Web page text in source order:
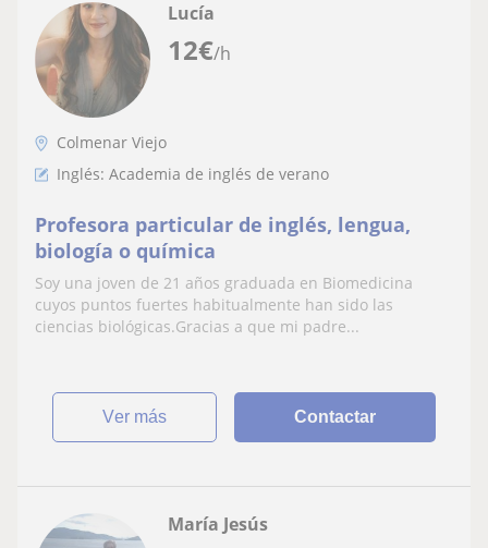
12€/h
Lucía
Colmenar Viejo
Inglés: Academia de inglés de verano
Profesora particular de inglés, lengua,
biología o química
Soy una joven de 21 años graduada en Biomedicina
cuyos puntos fuertes habitualmente han sido las
ciencias biológicas.Gracias a que mi padre...
ver más Contactar
María Jesús